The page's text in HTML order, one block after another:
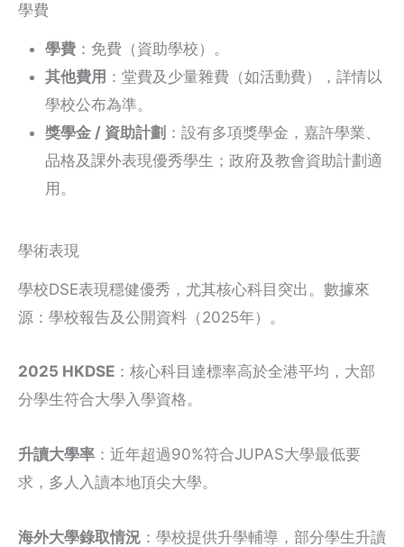
學費
學費 ：免費（資助學校）。
其他費用 ：堂費及少量雜費（如活動費），詳情以
學校公布為準。
獎學金 / 資助計劃 ：設有多項獎學金，嘉許學業、
品格及課外表現優秀學生；政府及教會資助計劃適
用。
學術表現
學校DSE表現穩健優秀，尤其核心科目突出。數據來
源：學校報告及公開資料（2025年）。
2025 HKDSE ：核心科目達標率高於全港平均，大部
分學生符合大學入學資格。
升讀大學率 ：近年超過90%符合JUPAS大學最低要
求，多人入讀本地頂尖大學。
海外大學錄取情況 ：學校提供升學輔導，部分學生升讀